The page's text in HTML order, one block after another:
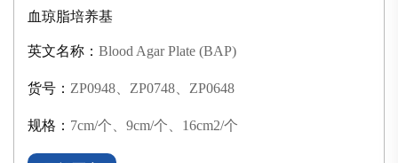
血琼脂培养基
英文名称： Blood Agar Plate (BAP)
货号： ZP0948、ZP0748、ZP0648
规格： 7cm/个、9cm/个、16cm2/个